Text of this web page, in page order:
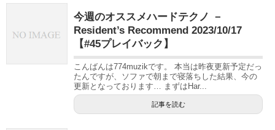
今週のオススメハードテクノ －
Resident’s Recommend 2023/10/17
【#45プレイバック】
こんばんは774muzikです。 本当は昨夜更新予定だっ
たんですが、ソファで朝まで寝落ちした結果、今の
更新となっております… まずはHar...
記事を読む